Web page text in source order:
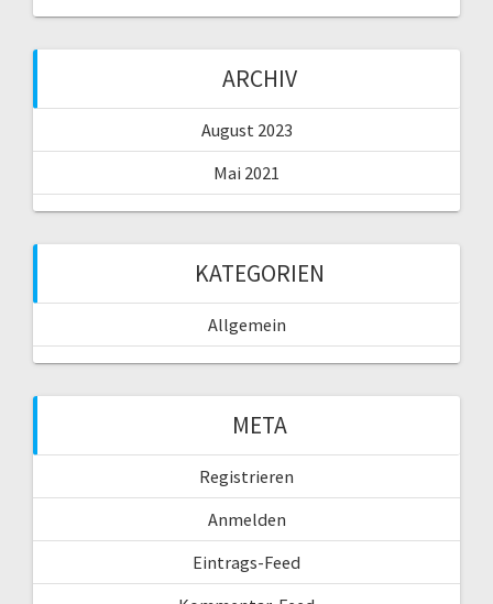
ARCHIV
August 2023
Mai 2021
KATEGORIEN
Allgemein
META
Registrieren
Anmelden
Eintrags-Feed